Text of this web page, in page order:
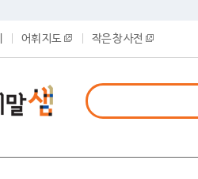
어휘 지도 작은 창 사전